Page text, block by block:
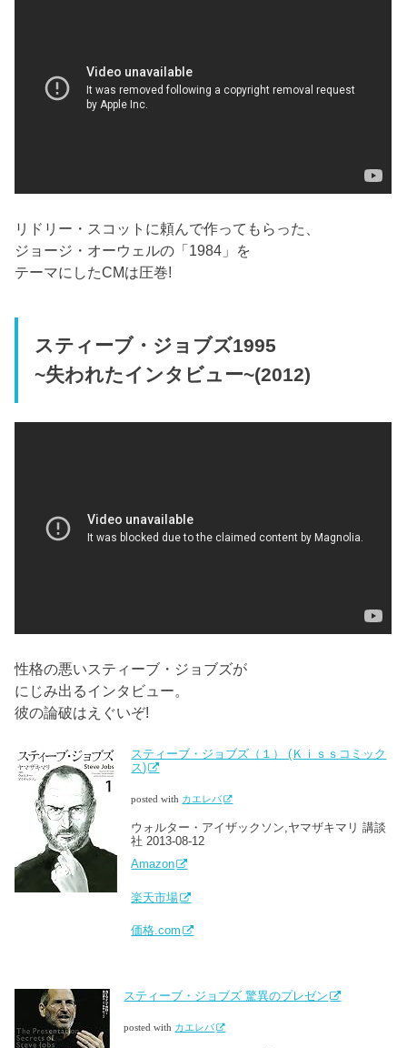
リドリー・スコットに頼んで作ってもらった、
ジョージ・オーウェルの「1984」を
テーマにしたCMは圧巻!
スティーブ・ジョブズ1995
~失われたインタビュー~(2012)
性格の悪いスティーブ・ジョブズが
にじみ出るインタビュー。
彼の論破はえぐいぞ!
スティーブ・ジョブズ（１） (Ｋｉｓｓコミック
ス)
posted with カエレバ
ウォルター・アイザックソン,ヤマザキマリ 講談
社 2013-08-12
Amazon
楽天市場
価格.com
スティーブ・ジョブズ 驚異のプレゼン
posted with カエレバ